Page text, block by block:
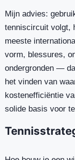
Mijn advies:
tenniscircuit volgt,
meeste
vorm, blessures,
ondergronden —
het vinden van
kostenefficiëntie
solide basis voor